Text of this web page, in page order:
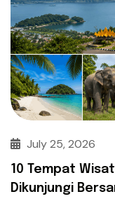
July 25, 2026
10 Tempat
Dikunjungi